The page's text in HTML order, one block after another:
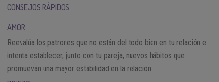
CONSEJOS RÁPIDOS
AMOR
Reevalúa los patrones que no están del todo bien en tu relación e
intenta establecer, junto con tu pareja, nuevos hábitos que
promuevan una mayor estabilidad en la relación.